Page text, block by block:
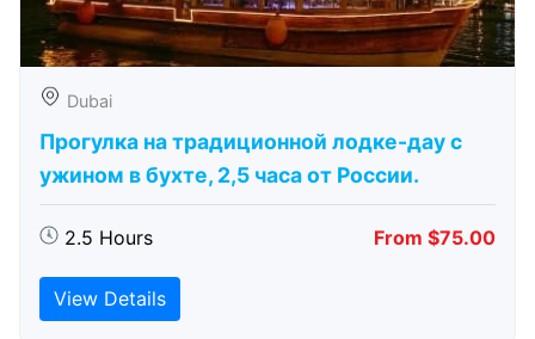
Dubai
Прогулка на традиционной лодке-дау с
ужином в бухте, 2,5 часа от России.
2.5 Hours From $75.00
View Details